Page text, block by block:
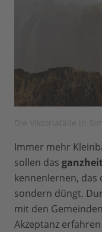
Immer mehr
sollen das
kennenlernen, das
sondern düngt.
mit den
Akzeptanz